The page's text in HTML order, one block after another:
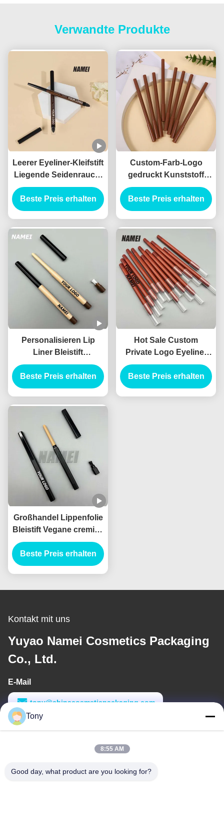
Verwandte Produkte
Leerer Eyeliner-Kleifstift
Liegende Seidenrauch-
Stift wasserdicht
langlebiger
kundenspezifischer Gel-
Beste Preis erhalten
Custom-Farb-Logo
gedruckt Kunststoff
leere Lippen-Liner-
Röhre Packung
Behälter schlanke
Beste Preis erhalten
Personalisieren Lip
Liner Bleistift
Augenbrauen Eyeliner
Tube mit Bürste Lip
Liner Bleistift Behälter
Beste Preis erhalten
Hot Sale Custom
Private Logo Eyeliner
Bleistift Behälter Blasen
Bleistift schlanke leere
Lippe Liner Tube
Beste Preis erhalten
Großhandel Lippenfolie
Bleistift Vegane cremige
Behälter wasserdicht
Custom Logo
Privatetikett
Beste Preis erhalten
Kontakt mit uns
Yuyao Namei Cosmetics Packaging
Co., Ltd.
E-Mail
tony@chinacosmeticpackaging.com
Arbeitszeit
Tony
8:55 AM
Good day, what product are you looking for?